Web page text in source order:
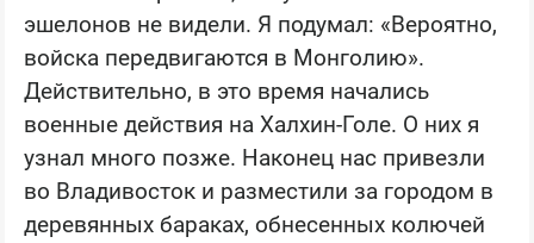
эшелонов не видели. Я подумал: «Вероятно,
войска передвигаются в Монголию».
Действительно, в это время начались
военные действия на Халхин-Голе. О них я
узнал много позже. Наконец нас привезли
во Владивосток и разместили за городом в
деревянных бараках, обнесенных колючей